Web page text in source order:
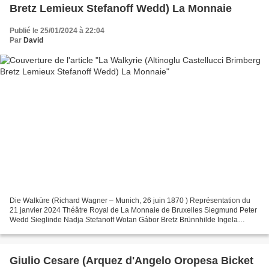
Bretz Lemieux Stefanoff Wedd) La Monnaie
Publié le 25/01/2024 à 22:04
Par David
Die Walküre (Richard Wagner – Munich, 26 juin 1870 ) Représentation du
21 janvier 2024 Théâtre Royal de La Monnaie de Bruxelles Siegmund Peter
Wedd Sieglinde Nadja Stefanoff Wotan Gábor Bretz Brünnhilde Ingela
Giulio Cesare (Arquez d'Angelo Oropesa Bicket